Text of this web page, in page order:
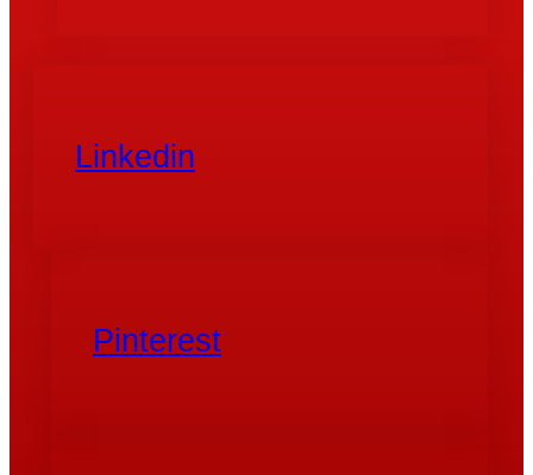
Linkedin
Pinterest